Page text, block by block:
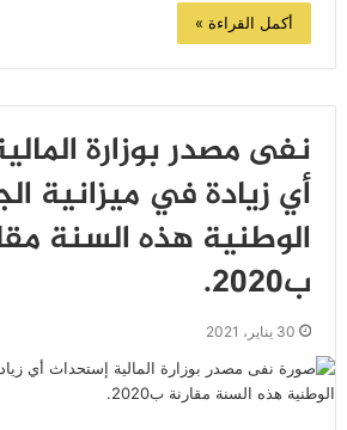
أكمل القراءة »
نفى مصدر بوزارة
أي زيادة في ميزانية
الوطنية هذه السنة
ب2020.
30 يناير، 2021